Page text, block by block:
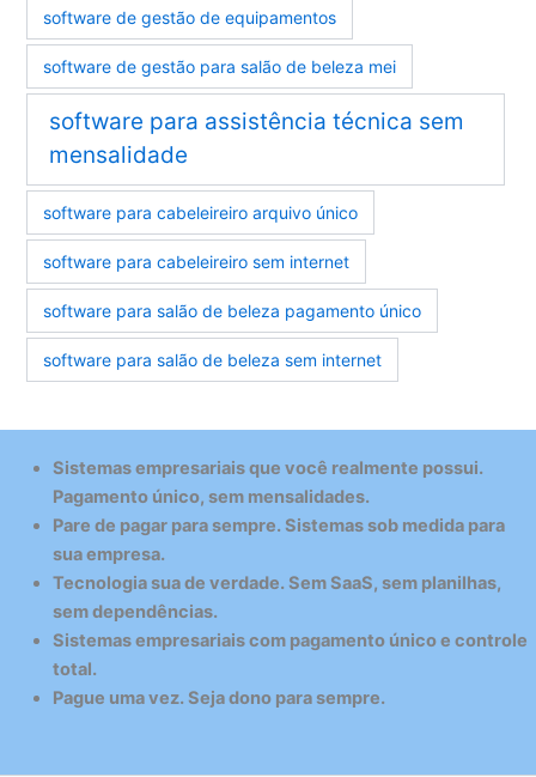
software de gestão de equipamentos
software de gestão para salão de beleza mei
software para assistência técnica sem
mensalidade
software para cabeleireiro arquivo único
software para cabeleireiro sem internet
software para salão de beleza pagamento único
software para salão de beleza sem internet
Sistemas empresariais que você realmente possui.
Pagamento único, sem mensalidades.
Pare de pagar para sempre. Sistemas sob medida para
sua empresa.
Tecnologia sua de verdade. Sem SaaS, sem planilhas,
sem dependências.
Sistemas empresariais com pagamento único e controle
total.
Pague uma vez. Seja dono para sempre.